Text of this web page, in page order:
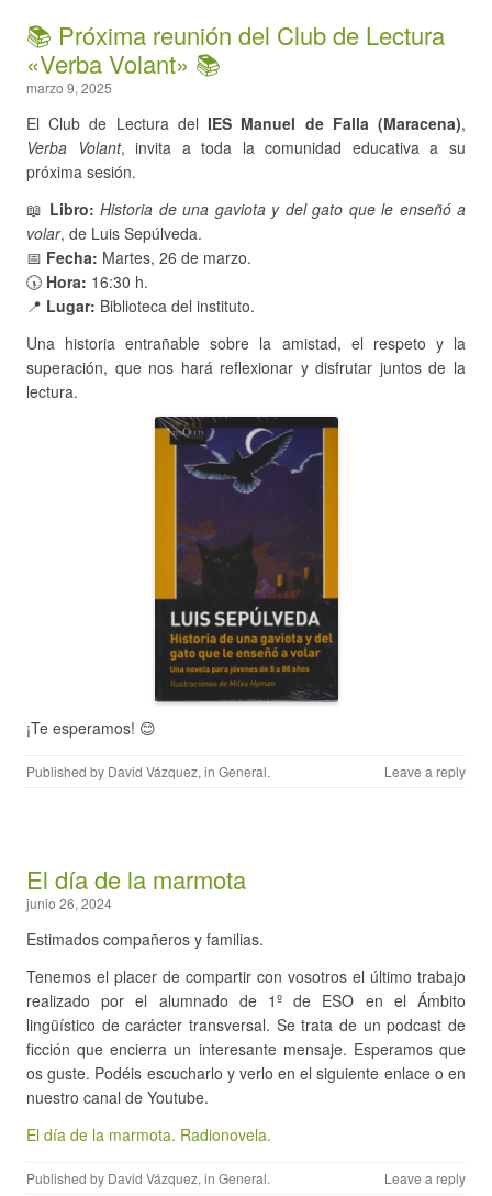
📚 Próxima reunión del Club de Lectura
«Verba Volant» 📚
marzo 9, 2025
El Club de Lectura del IES Manuel de Falla (Maracena),
Verba Volant, invita a toda la comunidad educativa a su
próxima sesión.
📖 Libro: Historia de una gaviota y del gato que le enseñó a
volar, de Luis Sepúlveda.
📅 Fecha: Martes, 26 de marzo.
🕠 Hora: 16:30 h.
📍 Lugar: Biblioteca del instituto.
Una historia entrañable sobre la amistad, el respeto y la
superación, que nos hará reflexionar y disfrutar juntos de la
lectura.
¡Te esperamos! 😊
Published by David Vázquez, in General. Leave a reply
El día de la marmota
junio 26, 2024
Estimados compañeros y familias.
Tenemos el placer de compartir con vosotros el último trabajo
realizado por el alumnado de 1º de ESO en el Ámbito
lingüístico de carácter transversal. Se trata de un podcast de
ficción que encierra un interesante mensaje. Esperamos que
os guste. Podéis escucharlo y verlo en el siguiente enlace o en
nuestro canal de Youtube.
El día de la marmota. Radionovela.
Published by David Vázquez, in General. Leave a reply